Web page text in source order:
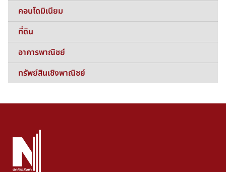
คอนโดมิเนียม
ที่ดิน
อาคารพาณิชย์
ทรัพย์สินเชิงพาณิชย์